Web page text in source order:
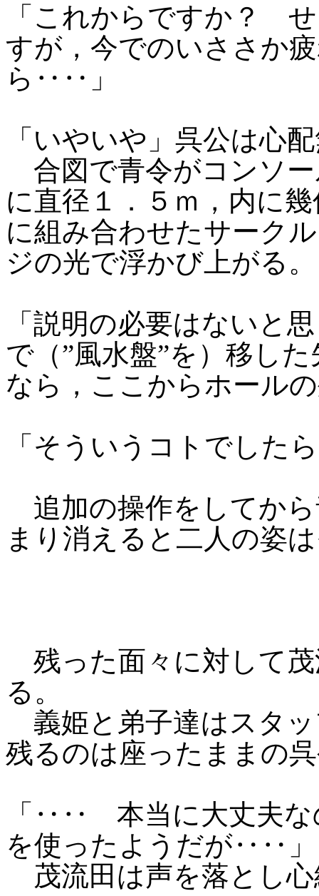
「これからですか？
すが，今でのいささか
ら‥‥」
「いやいや」呉公は心
合図で青令がコンソ
に直径１．５ｍ，内に
に組み合わせたサーク
ジの光で浮かび上がる。
「説明の必要はないと
で（”風水盤”を）移し
なら，ここからホール
「そういうコトでした
追加の操作をしてか
まり消えると二人の姿
残った面々に対して
る。
義姫と弟子達はスタ
残るのは座ったままの
「‥‥ 本当に大丈夫
を使ったようだが‥‥」
茂流田は声を落とし